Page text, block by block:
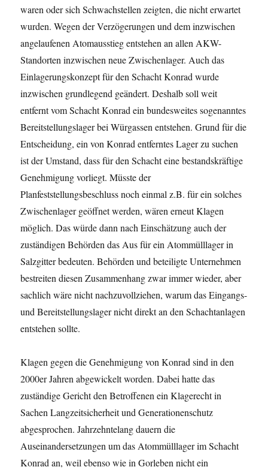
waren oder sich Schwachstellen zeigten, die nicht erwartet
wurden. Wegen der Verzögerungen und dem inzwischen
angelaufenen Atomausstieg entstehen an allen AKW-
Standorten inzwischen neue Zwischenlager. Auch das
Einlagerungskonzept für den Schacht Konrad wurde
inzwischen grundlegend geändert. Deshalb soll weit
entfernt vom Schacht Konrad ein bundesweites sogenanntes
Bereitstellungslager bei Würgassen entstehen. Grund für die
Entscheidung, ein von Konrad entferntes Lager zu suchen
ist der Umstand, dass für den Schacht eine bestandskräftige
Genehmigung vorliegt. Müsste der
Planfeststellungsbeschluss noch einmal z.B. für ein solches
Zwischenlager geöffnet werden, wären erneut Klagen
möglich. Das würde dann nach Einschätzung auch der
zuständigen Behörden das Aus für ein Atommülllager in
Salzgitter bedeuten. Behörden und beteiligte Unternehmen
bestreiten diesen Zusammenhang zwar immer wieder, aber
sachlich wäre nicht nachzuvollziehen, warum das Eingangs-
und Bereitstellungslager nicht direkt an den Schachtanlagen
entstehen sollte.
Klagen gegen die Genehmigung von Konrad sind in den
2000er Jahren abgewickelt worden. Dabei hatte das
zuständige Gericht den Betroffenen ein Klagerecht in
Sachen Langzeitsicherheit und Generationenschutz
abgesprochen. Jahrzehntelang dauern die
Auseinandersetzungen um das Atommülllager im Schacht
Konrad an, weil ebenso wie in Gorleben nicht ein